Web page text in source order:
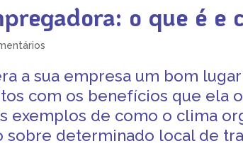
o que é e
a sua empresa um bom
com os benefícios que ela
exemplos de como o clima
sobre determinado local de